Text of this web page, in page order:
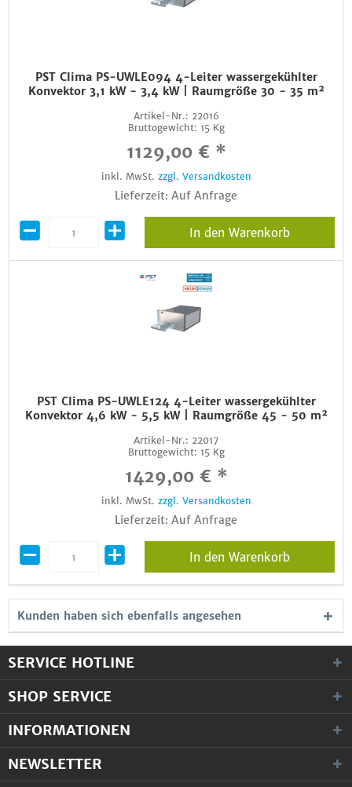
PST Clima PS-UWLE094 4-Leiter wassergekühlter
Konvektor 3,1 kW - 3,4 kW | Raumgröße 30 - 35 m²
Artikel-Nr.: 22016
Bruttogewicht: 15 Kg
1129,00 € *
inkl. MwSt. zzgl. Versandkosten
Lieferzeit: Auf Anfrage
In den Warenkorb
PST Clima PS-UWLE124 4-Leiter wassergekühlter
Konvektor 4,6 kW - 5,5 kW | Raumgröße 45 - 50 m²
Artikel-Nr.: 22017
Bruttogewicht: 15 Kg
1429,00 € *
inkl. MwSt. zzgl. Versandkosten
Lieferzeit: Auf Anfrage
In den Warenkorb
Kunden haben sich ebenfalls angesehen
SERVICE HOTLINE
SHOP SERVICE
INFORMATIONEN
NEWSLETTER